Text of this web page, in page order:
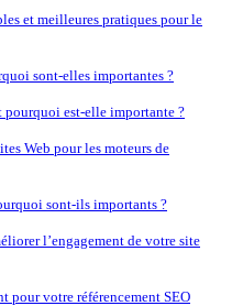
et meilleures pratiques pour le
sont-elles importantes ?
pourquoi est-elle importante ?
Web pour les moteurs de
sont-ils importants ?
l’engagement de votre site
pour votre référencement SEO